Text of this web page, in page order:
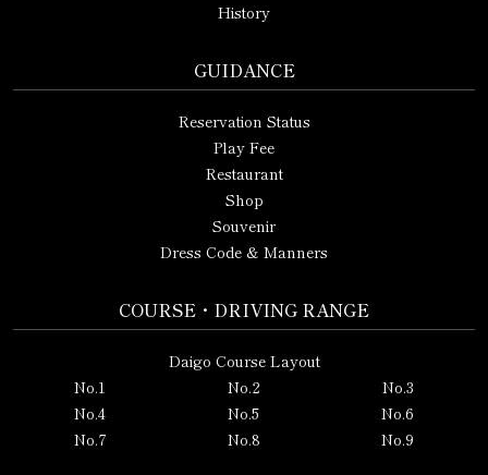
History
GUIDANCE
Reservation Status
Play Fee
Restaurant
Shop
Souvenir
Dress Code & Manners
COURSE・DRIVING RANGE
Daigo Course Layout
No.1
No.2
No.3
No.4
No.5
No.6
No.7
No.8 No.9